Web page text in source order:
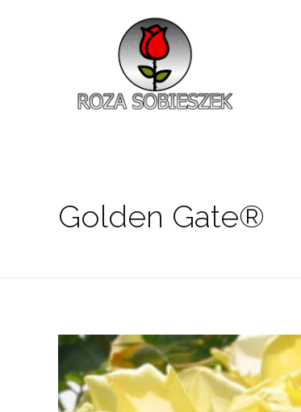
Golden Gate®